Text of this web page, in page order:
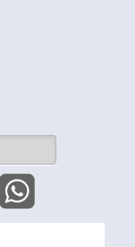
Industrial